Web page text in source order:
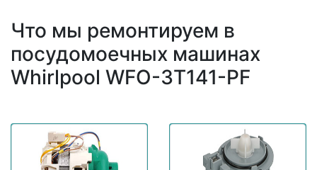
Что мы ремонтируем в
посудомоечных машинах
Whirlpool WFO-3T141-PF